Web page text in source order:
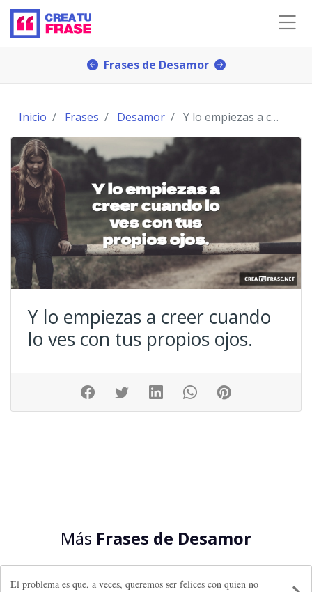
Frases de Desamor
Inicio Frases Desamor Y lo empiezas a creer cuando lo ves con tus propio
Y lo empiezas a creer cuando
lo ves con tus propios ojos.
Más Frases de Desamor
El problema es que, a veces, queremos ser felices con quien no